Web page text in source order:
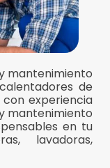
mantenimiento
de
experiencia
mantenimiento
en tu
lavadoras,